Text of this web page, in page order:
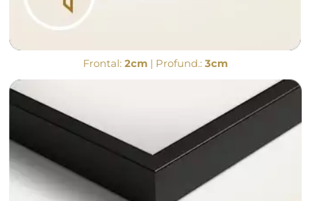
Frontal: 2cm| Profund.: 3cm